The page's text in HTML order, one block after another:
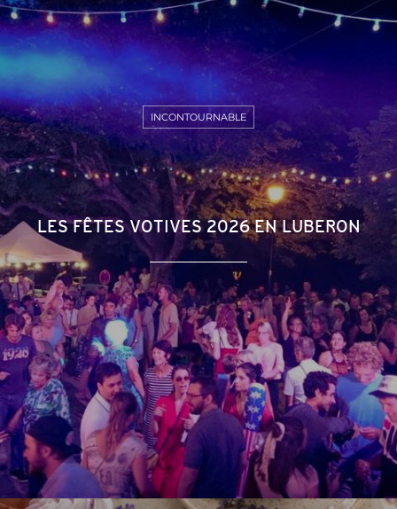
LES FÊTES VOTIVES 2026 EN LUBERON
INCONTOURNABLE